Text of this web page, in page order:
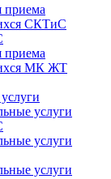
приема
СКТиС
приема
МК ЖТ
услуги
услуги
услуги